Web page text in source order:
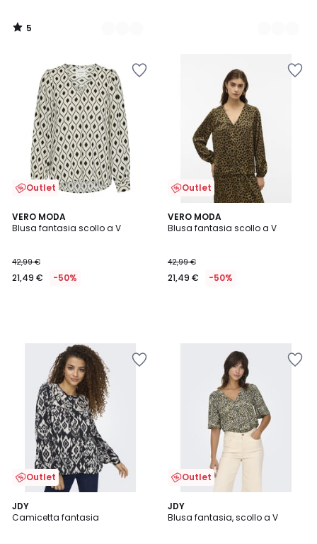
5
/
Outlet
VERO MODA
Blusa fantasia scollo a V
42,99 €
21,49 € -50%
Outlet
VERO MODA
Blusa fantasia scollo a V
42,99 €
21,49 € -50%
Outlet
JDY
Camicetta fantasia
5
/
Outlet
JDY
Blusa fantasia, scollo a V
4,8
/ 5